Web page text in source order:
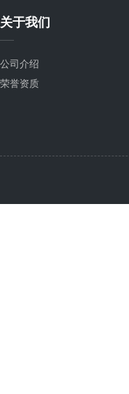
关于我们
公司介绍
荣誉资质